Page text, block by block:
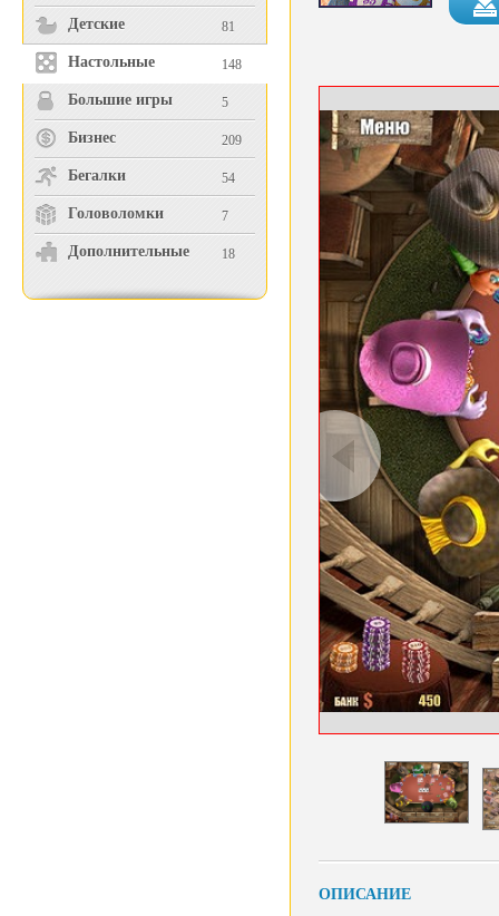
Детские 81
Настольные 148
Большие игры 5
Бизнес 209
Бегалки 54
Головоломки 7
Дополнительные 18
ОПИСАНИЕ